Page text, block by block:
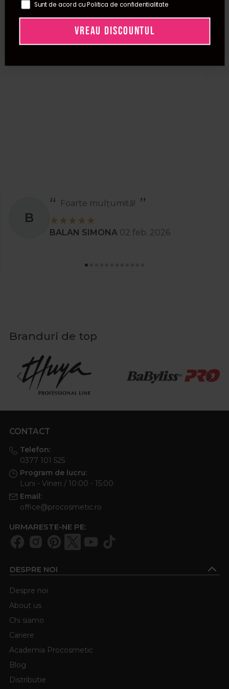
B
Foarte mulțumită!
BALAN SIMONA 02 feb. 2026
Branduri de top
CONTACT
Telefon:
0377 101 525
Program de lucru:
Luni - Vineri / 10:00 - 15:00
Email:
office@procosmetic.ro
URMARESTE-NE PE:
DESPRE NOI
Despre noi
About us
Chi siamo
Cariere
Academia Procosmetic
Blog
Distributie
Sunt de acord cu Politica de confidentialitate
VREAU DISCOUNTUL